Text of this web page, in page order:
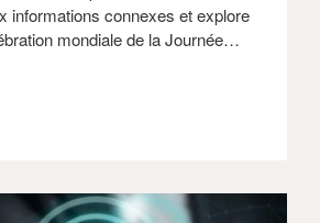
informations connexes et explore
mondiale de la Journée